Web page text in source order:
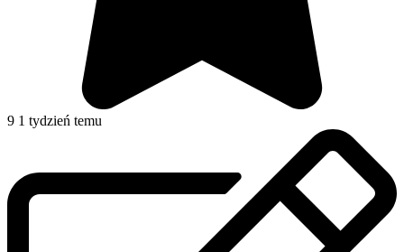
9 1 tydzień temu